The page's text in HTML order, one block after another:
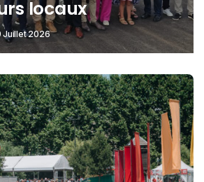
locaux
Juillet 2026